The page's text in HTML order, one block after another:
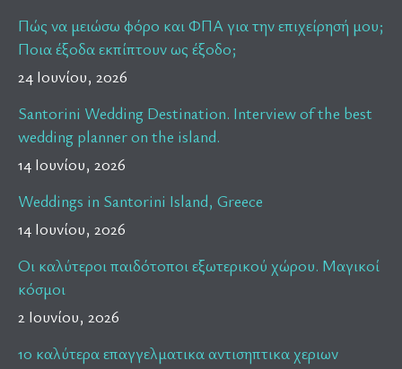
Πώς να μειώσω φόρο και ΦΠΑ για την επιχείρησή μου;
Ποια έξοδα εκπίπτουν ως έξοδο;
24 Ιουνίου, 2026
Santorini Wedding Destination. Interview of the best
wedding planner on the island.
14 Ιουνίου, 2026
Weddings in Santorini Island, Greece
14 Ιουνίου, 2026
Οι καλύτεροι παιδότοποι εξωτερικού χώρου. Μαγικοί
κόσμοι
2 Ιουνίου, 2026
10 καλύτερα επαγγελματικα αντισηπτικα χεριων